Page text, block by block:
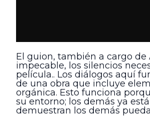
El guion, también a cargo de
impecable, los silencios
película.. Los diálogos aquí
de una obra que incluye
orgánica. Esto funciona
su entorno; los demás ya
demuestran los demás